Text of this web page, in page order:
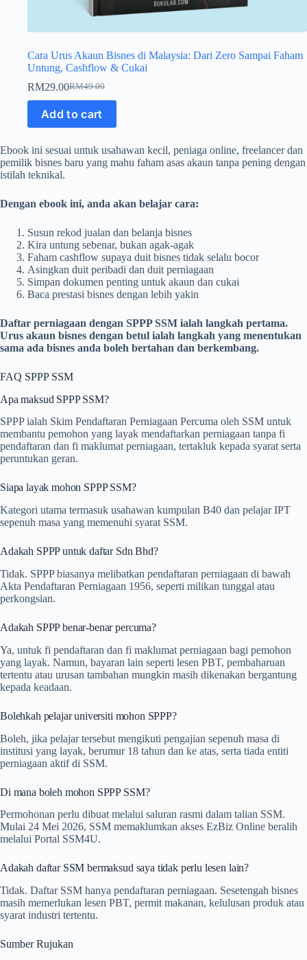
Cara Urus Akaun Bisnes di Malaysia: Dari Zero Sampai Faham
Untung, Cashflow & Cukai
RM49.00
Original
price
was:
RM49.00.
RM29.00Current
price
is:
RM29.00.
Add to cart
Ebook ini sesuai untuk usahawan kecil, peniaga online, freelancer dan
pemilik bisnes baru yang mahu faham asas akaun tanpa pening dengan
istilah teknikal.
Dengan ebook ini, anda akan belajar cara:
Susun rekod jualan dan belanja bisnes
Kira untung sebenar, bukan agak-agak
Faham cashflow supaya duit bisnes tidak selalu bocor
Asingkan duit peribadi dan duit perniagaan
Simpan dokumen penting untuk akaun dan cukai
Baca prestasi bisnes dengan lebih yakin
Daftar perniagaan dengan SPPP SSM ialah langkah pertama.
Urus akaun bisnes dengan betul ialah langkah yang menentukan
sama ada bisnes anda boleh bertahan dan berkembang.
FAQ SPPP SSM
Apa maksud SPPP SSM?
SPPP ialah Skim Pendaftaran Perniagaan Percuma oleh SSM untuk
membantu pemohon yang layak mendaftarkan perniagaan tanpa fi
pendaftaran dan fi maklumat perniagaan, tertakluk kepada syarat serta
peruntukan geran.
Siapa layak mohon SPPP SSM?
Kategori utama termasuk usahawan kumpulan B40 dan pelajar IPT
sepenuh masa yang memenuhi syarat SSM.
Adakah SPPP untuk daftar Sdn Bhd?
Tidak. SPPP biasanya melibatkan pendaftaran perniagaan di bawah
Akta Pendaftaran Perniagaan 1956, seperti milikan tunggal atau
perkongsian.
Adakah SPPP benar-benar percuma?
Ya, untuk fi pendaftaran dan fi maklumat perniagaan bagi pemohon
yang layak. Namun, bayaran lain seperti lesen PBT, pembaharuan
tertentu atau urusan tambahan mungkin masih dikenakan bergantung
kepada keadaan.
Bolehkah pelajar universiti mohon SPPP?
Boleh, jika pelajar tersebut mengikuti pengajian sepenuh masa di
institusi yang layak, berumur 18 tahun dan ke atas, serta tiada entiti
perniagaan aktif di SSM.
Di mana boleh mohon SPPP SSM?
Permohonan perlu dibuat melalui saluran rasmi dalam talian SSM.
Mulai 24 Mei 2026, SSM memaklumkan akses EzBiz Online beralih
melalui Portal SSM4U.
Adakah daftar SSM bermaksud saya tidak perlu lesen lain?
Tidak. Daftar SSM hanya pendaftaran perniagaan. Sesetengah bisnes
masih memerlukan lesen PBT, permit makanan, kelulusan produk atau
syarat industri tertentu.
Sumber Rujukan